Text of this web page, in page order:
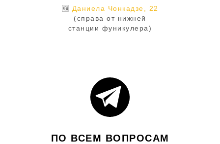
🆕 Даниела Чонкадзе, 22
(справа от нижней
станции фуникулера)
ПО ВСЕМ ВОПРОСАМ